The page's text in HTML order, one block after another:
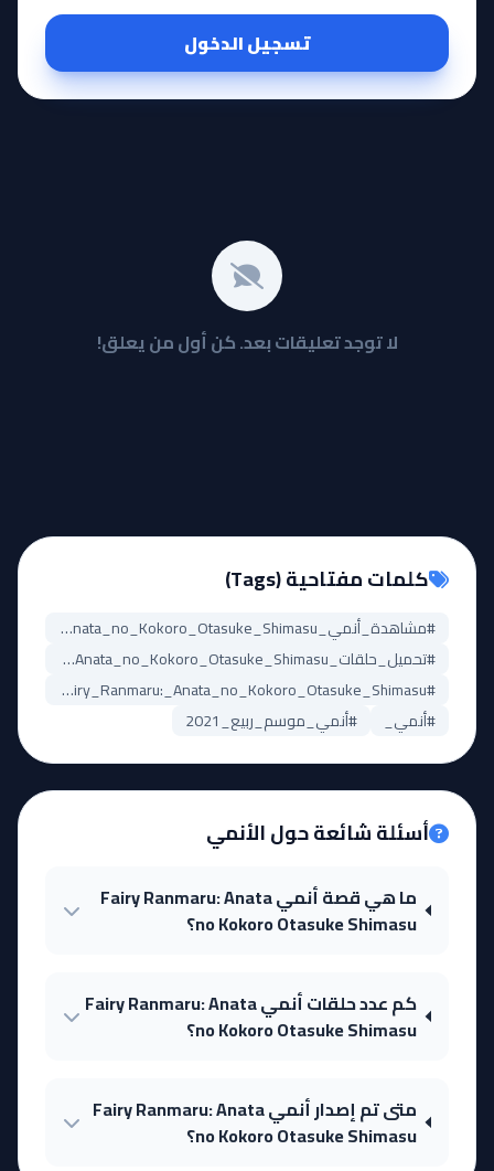
تسجيل الدخول
لا توجد تعليقات بعد. كن أول من يعلق!
كلمات مفتاحية (Tags)
#مشاهدة_أنمي_Fairy_Ranmaru:_Anata_no_Kokoro_Otasuke_Shimasu
#تحميل_حلقات_Fairy_Ranmaru:_Anata_no_Kokoro_Otasuke_Shimasu
#Fairy_Ranmaru:_Anata_no_Kokoro_Otasuke_Shimasu_مترجم
#أنمي_
#أنمي_موسم_ربيع_2021
أسئلة شائعة حول الأنمي
ما هي قصة أنمي Fairy Ranmaru: Anata
no Kokoro Otasuke Shimasu؟
كم عدد حلقات أنمي Fairy Ranmaru: Anata
no Kokoro Otasuke Shimasu؟
متى تم إصدار أنمي Fairy Ranmaru: Anata
no Kokoro Otasuke Shimasu؟